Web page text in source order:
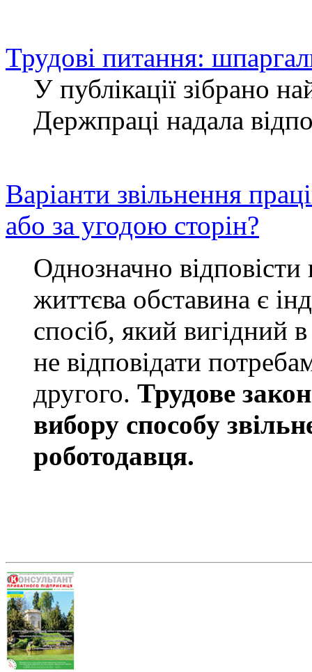
Трудові питання:
У публікації зібрано
Держпраці надала
Варіанти звільнення
або за угодою сторін?
Однозначно
життєва обставина є
спосіб, який вигідний
не відповідати
другого. Трудове
вибору способу
роботодавця.